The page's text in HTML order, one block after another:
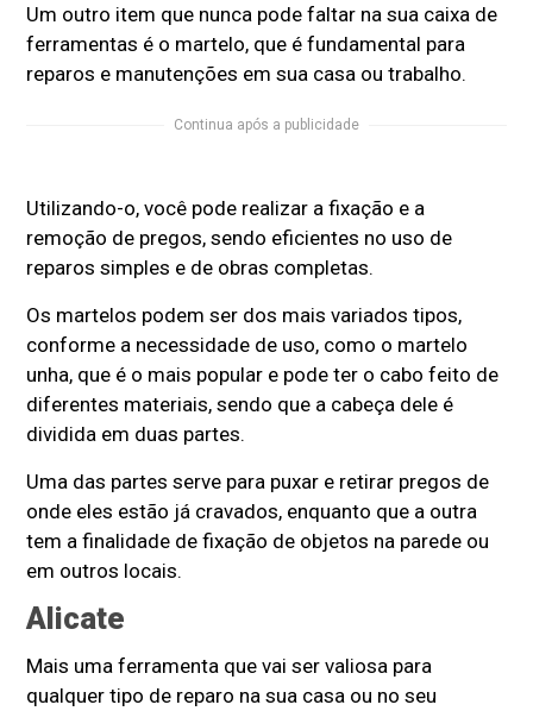
Um outro item que nunca pode faltar na sua caixa de
ferramentas é o martelo, que é fundamental para
reparos e manutenções em sua casa ou trabalho.
Continua após a publicidade
Utilizando-o, você pode realizar a fixação e a
remoção de pregos, sendo eficientes no uso de
reparos simples e de obras completas.
Os martelos podem ser dos mais variados tipos,
conforme a necessidade de uso, como o martelo
unha, que é o mais popular e pode ter o cabo feito de
diferentes materiais, sendo que a cabeça dele é
dividida em duas partes.
Uma das partes serve para puxar e retirar pregos de
onde eles estão já cravados, enquanto que a outra
tem a finalidade de fixação de objetos na parede ou
em outros locais.
Alicate
Mais uma ferramenta que vai ser valiosa para
qualquer tipo de reparo na sua casa ou no seu